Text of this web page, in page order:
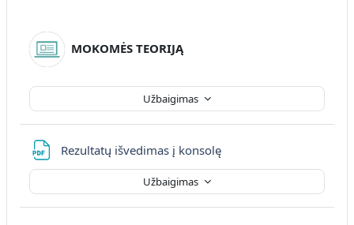
Užbaigimas
MOKOMĖS TEORIJĄ
Rezultatų išvedimas į konsolę
Užbaigimas